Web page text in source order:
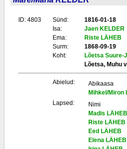
ID: 4803 Sünd:
1816-01-18
Isa:
Jaen KELDER
Ema:
Riste LÄHEB
Surm:
1868-09-19
Koht:
Lõetsa Suure-
Lõetsa, Muhu
Abielud: Abikaasa
Mihkel/Miron
Lapsed:
Nimi
Madis LÄHEB
Riste LÄHEB
Eed LÄHEB
Elena LÄHEB